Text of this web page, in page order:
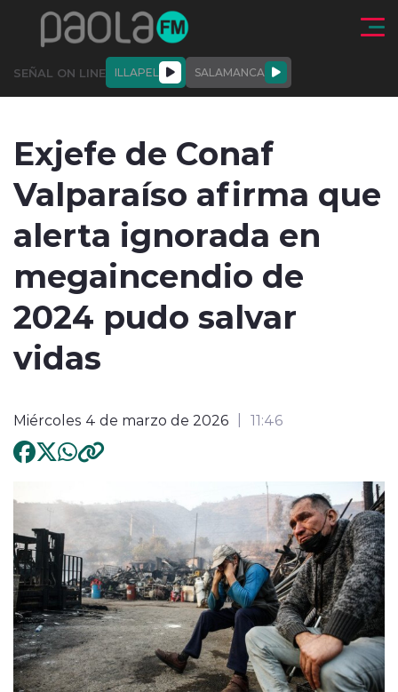
Click acá para ir directamente al contenido
SEÑAL ON LINE ILLAPEL SALAMANCA
ACTUALIDAD
modo claro
Exjefe de Conaf
Valparaíso afirma que
alerta ignorada en
megaincendio de
2024 pudo salvar
vidas
Miércoles 4 de marzo de 2026 11:46